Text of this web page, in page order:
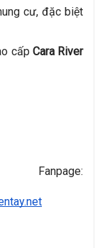
cư, đặc biệt
cấp Cara River